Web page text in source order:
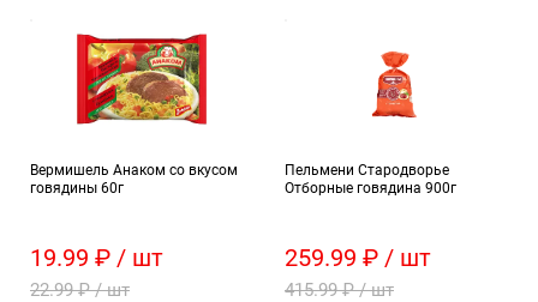
Вермишель Анаком со вкусом
говядины 60г
19.99 ₽ / шт
22.99 ₽ / шт
Пельмени Стародворье
Отборные говядина 900г
259.99 ₽ / шт
415.99 ₽ / шт